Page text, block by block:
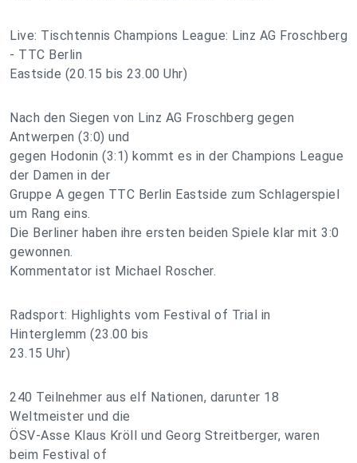
Live: Tischtennis Champions League: Linz AG Froschberg
- TTC Berlin
Eastside (20.15 bis 23.00 Uhr)
Nach den Siegen von Linz AG Froschberg gegen
Antwerpen (3:0) und
gegen Hodonin (3:1) kommt es in der Champions League
der Damen in der
Gruppe A gegen TTC Berlin Eastside zum Schlagerspiel
um Rang eins.
Die Berliner haben ihre ersten beiden Spiele klar mit 3:0
gewonnen.
Kommentator ist Michael Roscher.
Radsport: Highlights vom Festival of Trial in
Hinterglemm (23.00 bis
23.15 Uhr)
240 Teilnehmer aus elf Nationen, darunter 18
Weltmeister und die
ÖSV-Asse Klaus Kröll und Georg Streitberger, waren
beim Festival of